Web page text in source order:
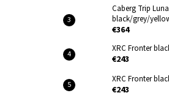
Caberg Trip
black/grey/
€364
XRC Fronter
€243
XRC Fronter
€243